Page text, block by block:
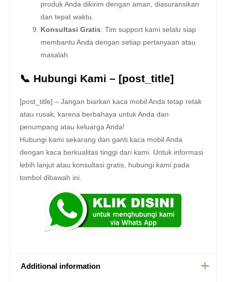
produk Anda dikirim dengan aman, diasuransikan
dan tepat waktu.
Konsultasi Gratis: Tim support kami selalu siap
membantu Anda dengan setiap pertanyaan atau
masalah.
📞 Hubungi Kami – [post_title]
[post_title] – Jangan biarkan kaca mobil Anda tetap retak
atau rusak, karena berbahaya untuk Anda dan
penumpang atau keluarga Anda!
Hubungi kami sekarang dan ganti kaca mobil Anda
dengan kaca berkualitas tinggi dari kami. Untuk informasi
lebih lanjut atau konsultasi gratis, hubungi kami pada
tombol dibawah ini.
Additional information